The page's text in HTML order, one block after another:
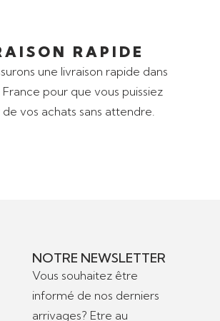
RAPIDE
une livraison rapide dans
pour que vous puissiez
vos achats sans attendre.
NOTRE NEWSLETTER
Vous souhaitez être
informé de nos derniers
arrivages? Etre au